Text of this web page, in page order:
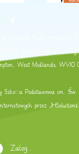
i której adres siedziby
West Midlands, WV10
Podstawowa im. Św.
przez JHSolutions
Zaloguj się